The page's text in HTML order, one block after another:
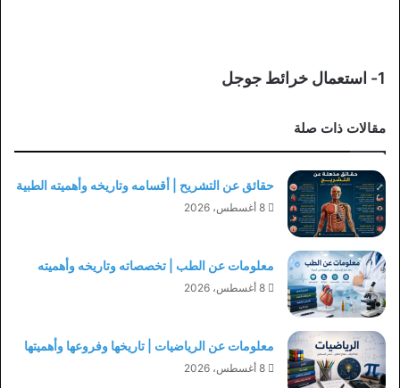
1- استعمال خرائط جوجل
مقالات ذات صلة
حقائق عن التشريح | أقسامه وتاريخه وأهميته الطبية
8 أغسطس، 2026
معلومات عن الطب | تخصصاته وتاريخه وأهميته
8 أغسطس، 2026
معلومات عن الرياضيات | تاريخها وفروعها وأهميتها
8 أغسطس، 2026